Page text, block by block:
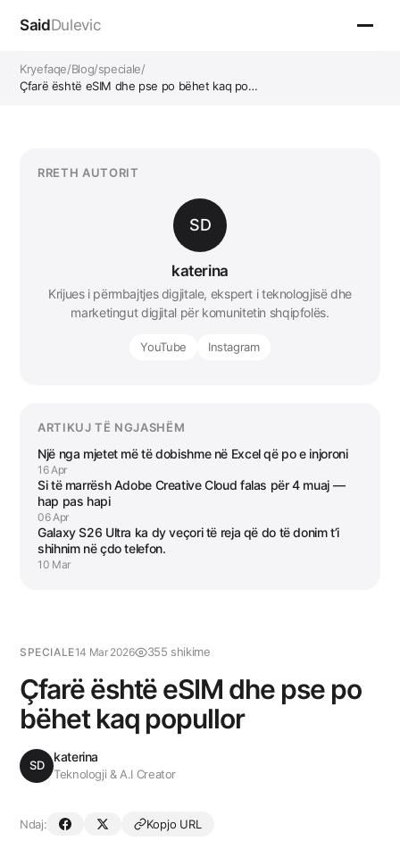
SaidDulevic
Kryefaqe/Blog/speciale/
Çfarë është eSIM dhe pse po bëhet kaq po…
SPECIALE14 Mar 2026 355 shikime
Çfarë është eSIM dhe pse po
bëhet kaq popullor
SD
katerina
Teknologji & A.I Creator
Ndaj: Kopjo URL
RRETH AUTORIT
SD
katerina
Krijues i përmbajtjes digjitale, ekspert i teknologjisë dhe
marketingut digjital për komunitetin shqipfolës.
YouTube Instagram
ARTIKUJ TË NGJASHËM
Një nga mjetet më të dobishme në Excel që po e injoroni
16 Apr
Si të marrësh Adobe Creative Cloud falas për 4 muaj —
hap pas hapi
06 Apr
Galaxy S26 Ultra ka dy veçori të reja që do të donim t’i
shihnim në çdo telefon.
10 Mar